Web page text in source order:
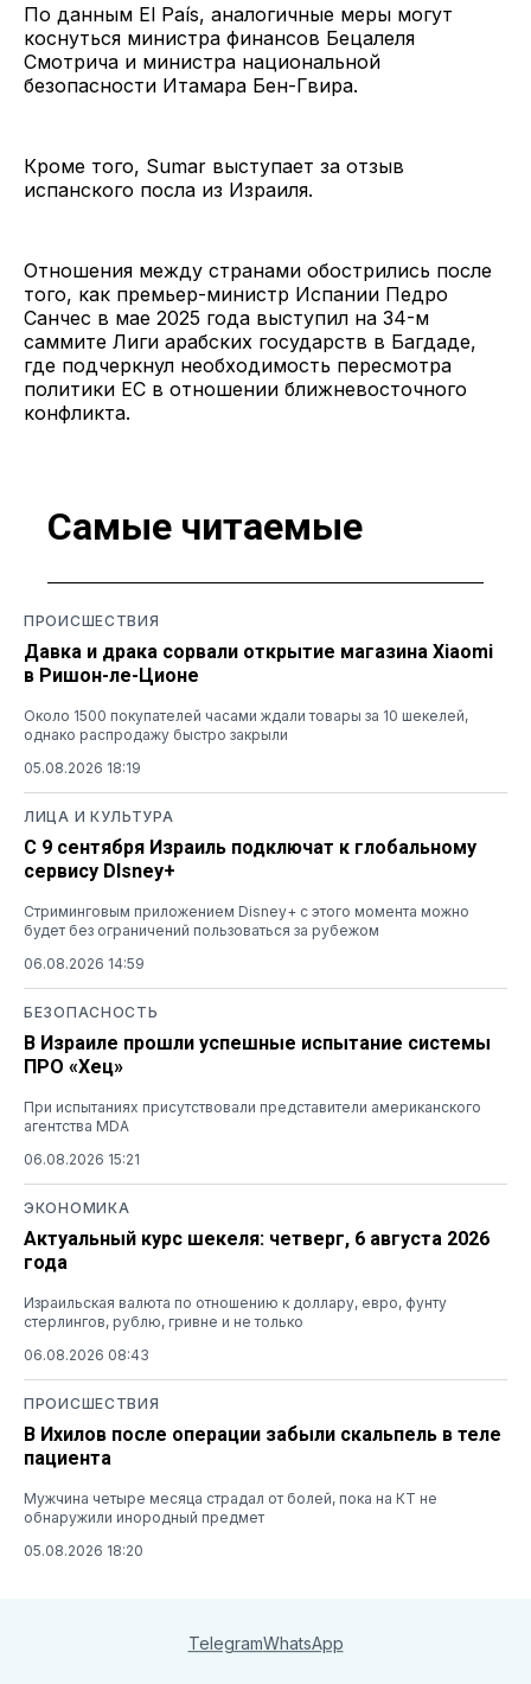
По данным El País, аналогичные меры могут
коснуться министра финансов Бецалеля
Смотрича и министра национальной
безопасности Итамара Бен-Гвира.
Кроме того, Sumar выступает за отзыв
испанского посла из Израиля.
Отношения между странами обострились после
того, как премьер-министр Испании Педро
Санчес в мае 2025 года выступил на 34-м
саммите Лиги арабских государств в Багдаде,
где подчеркнул необходимость пересмотра
политики ЕС в отношении ближневосточного
конфликта.
Самые читаемые
ПРОИСШЕСТВИЯ
Давка и драка сорвали открытие магазина Xiaomi
в Ришон-ле-Ционе
Около 1500 покупателей часами ждали товары за 10 шекелей,
однако распродажу быстро закрыли
05.08.2026 18:19
ЛИЦА И КУЛЬТУРА
С 9 сентября Израиль подключат к глобальному
сервису DIsney+
Стриминговым приложением Disney+ с этого момента можно
будет без ограничений пользоваться за рубежом
06.08.2026 14:59
БЕЗОПАСНОСТЬ
В Израиле прошли успешные испытание системы
ПРО «Хец»
При испытаниях присутствовали представители американского
агентства MDA
06.08.2026 15:21
ЭКОНОМИКА
Актуальный курс шекеля: четверг, 6 августа 2026
года
Израильская валюта по отношению к доллару, евро, фунту
стерлингов, рублю, гривне и не только
06.08.2026 08:43
ПРОИСШЕСТВИЯ
В Ихилов после операции забыли скальпель в теле
пациента
Мужчина четыре месяца страдал от болей, пока на КТ не
обнаружили инородный предмет
05.08.2026 18:20
TelegramWhatsApp